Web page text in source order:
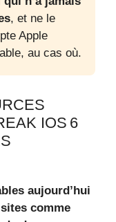
, et ne le
Apple
au cas où.
IOS 6
aujourd’hui
comme